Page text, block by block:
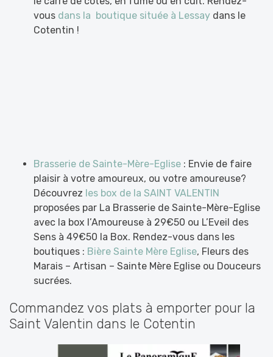
vous dans la boutique située à Lessay dans le
Cotentin !
Brasserie de Sainte-Mère-Eglise : Envie de faire
plaisir à votre amoureux, ou votre amoureuse?
Découvrez les box de la SAINT VALENTIN
proposées par La Brasserie de Sainte-Mère-Eglise
avec la box l’Amoureuse à 29€50 ou L’Eveil des
Sens à 49€50 la Box. Rendez-vous dans les
boutiques : Bière Sainte Mère Eglise, Fleurs des
Marais – Artisan – Sainte Mère Eglise ou Douceurs
sucrées.
Commandez vos plats à emporter pour la
Saint Valentin dans le Cotentin